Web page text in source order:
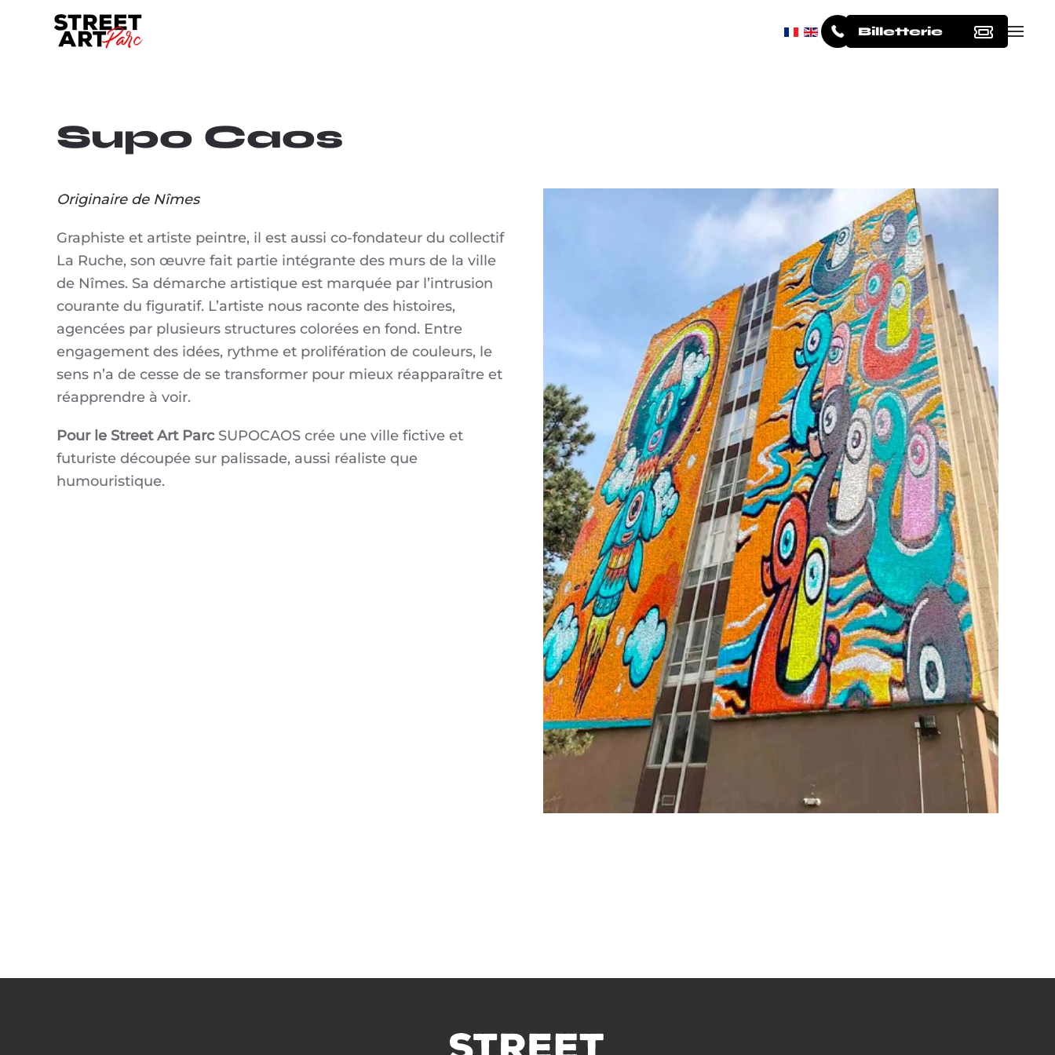
Skip to main content Billetterie
Supo Caos
Originaire de Nîmes
Graphiste et artiste peintre, il est aussi co-fondateur du collectif
La Ruche, son œuvre fait partie intégrante des murs de la ville
de Nîmes. Sa démarche artistique est marquée par l’intrusion
courante du figuratif. L’artiste nous raconte des histoires,
agencées par plusieurs structures colorées en fond. Entre
engagement des idées, rythme et prolifération de couleurs, le
sens n’a de cesse de se transformer pour mieux réapparaître et
réapprendre à voir.
Pour le Street Art ParcSUPOCAOS crée une ville fictive et
futuriste découpée sur palissade, aussi réaliste que
humouristique.